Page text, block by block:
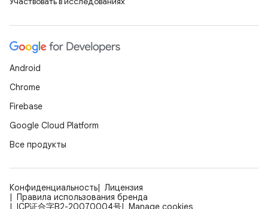
Android
Chrome
Firebase
Google Cloud Platform
Все продукты
Конфиденциальность
Лицензия
Правила использования бренда
ICP证合字B2-20070004号
Manage cookies